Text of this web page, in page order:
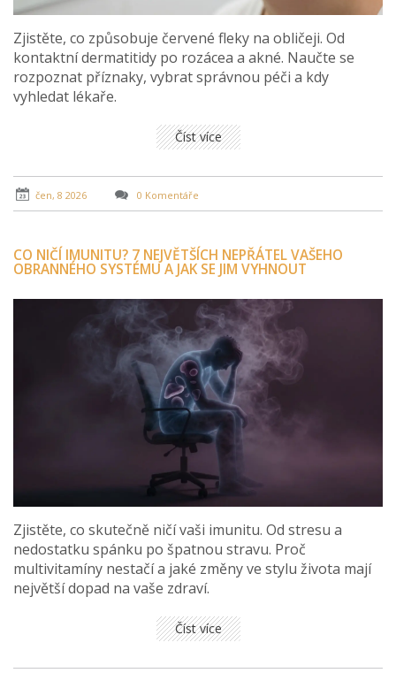
Zjistěte, co způsobuje červené fleky na obličeji. Od
kontaktní dermatitidy po rozácea a akné. Naučte se
rozpoznat příznaky, vybrat správnou péči a kdy
vyhledat lékaře.
Číst více
čen, 8 2026 0 Komentáře
CO NIČÍ IMUNITU? 7 NEJVĚTŠÍCH NEPŘÁTEL VAŠEHO
OBRANNÉHO SYSTÉMU A JAK SE JIM VYHNOUT
Zjistěte, co skutečně ničí vaši imunitu. Od stresu a
nedostatku spánku po špatnou stravu. Proč
multivitamíny nestačí a jaké změny ve stylu života mají
největší dopad na vaše zdraví.
Číst více